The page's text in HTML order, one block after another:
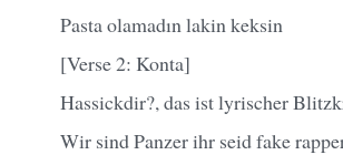
Pasta olamadın lakin keksin
[Verse 2: Konta]
Hassickdir?, das ist lyrischer
Wir sind Panzer ihr seid fake